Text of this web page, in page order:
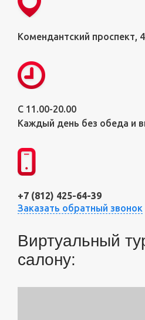
Комендантский проспект,
С 11.00-20.00
Каждый день без обеда и
+7 (812) 425-64-39
Заказать обратный звонок
Виртуальный
салону: